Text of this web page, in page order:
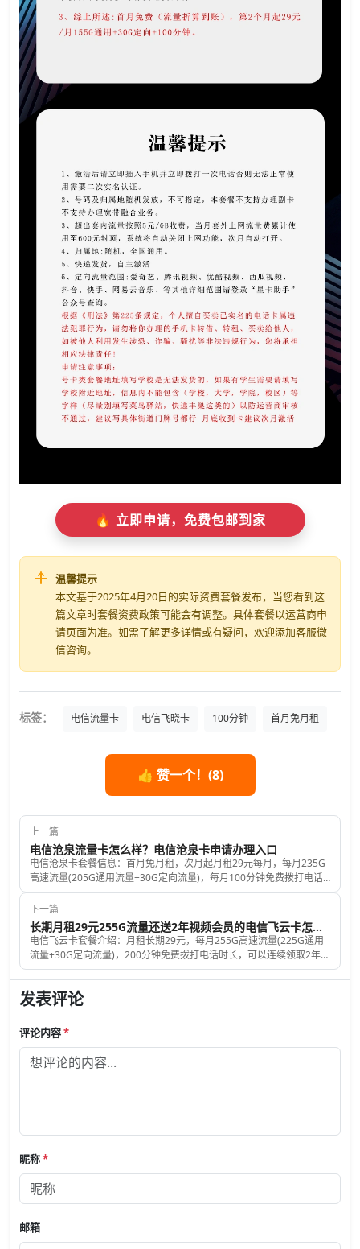
🔥 立即申请，免费包邮到家
温馨提示
本文基于2025年4月20日的实际资费套餐发布，当您看到这
篇文章时套餐资费政策可能会有调整。具体套餐以运营商申
请页面为准。如需了解更多详情或有疑问，欢迎添加客服微
信咨询。
标签： 电信流量卡 电信飞晓卡 100分钟 首月免月租
👍 赞一个！(8)
上一篇
电信沧泉流量卡怎么样？电信沧泉卡申请办理入口
电信沧泉卡套餐信息：首月免月租，次月起月租29元每月，每月235G
高速流量(205G通用流量+30G定向流量)，每月100分钟免费拨打电话
时长，发送短信0.1元每条，赠送来电显示，激活时必须要充值100元话
费，套餐为长期套餐。
下一篇
长期月租29元255G流量还送2年视频会员的电信飞云卡怎么样?
电信飞云卡套餐介绍：月租长期29元，每月255G高速流量(225G通用
流量+30G定向流量)，200分钟免费拨打电话时长，可以连续领取2年视
频VIP，发送短信0.1元每条，赠送来电显示，激活时需要充值100元话
费，号码和归属地都是随机的。
发表评论
评论内容*
昵称*
邮箱